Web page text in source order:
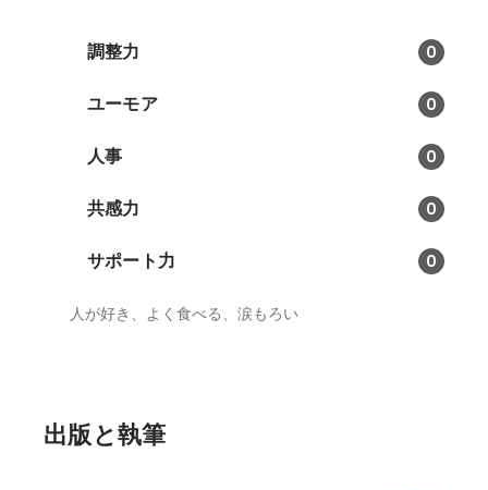
調整力 0
ユーモア 0
人事 0
共感力 0
サポート力 0
人が好き、よく食べる、涙もろい
出版と執筆